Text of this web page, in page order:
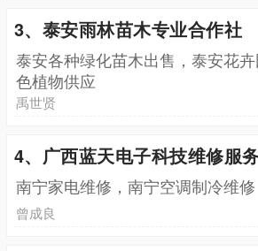
3、泰安雨林苗木专业合作社
泰安各种绿化苗木出售，泰安花
色植物供应
禹世贤
4、广西蓝天电子科技维修服
南宁家电维修，南宁空调制冷维
曾成良